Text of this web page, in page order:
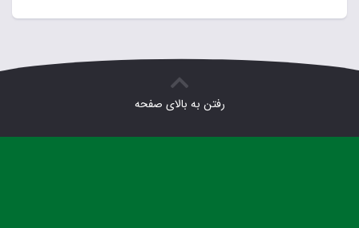
رفتن به بالای صفحه